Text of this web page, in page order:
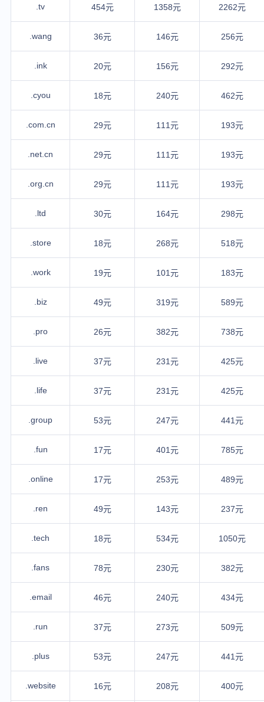
.tv 454元 1358元 2262元
.wang 36元 146元 256元
.ink 20元 156元 292元
.cyou 18元 240元 462元
.com.cn 29元 111元 193元
.net.cn 29元 111元 193元
.org.cn 29元 111元 193元
.ltd 30元 164元 298元
.store 18元 268元 518元
.work 19元 101元 183元
.biz 49元 319元 589元
.pro 26元 382元 738元
.live 37元 231元 425元
.life 37元 231元 425元
.group 53元 247元 441元
.fun 17元 401元 785元
.online 17元 253元 489元
.ren 49元 143元 237元
.tech 18元 534元 1050元
.fans 78元 230元 382元
.email 46元 240元 434元
.run 37元 273元 509元
.plus 53元 247元 441元
.website 16元 208元 400元